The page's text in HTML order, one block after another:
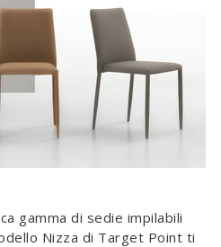
gamma di sedie impilabili
Nizza di Target Point ti